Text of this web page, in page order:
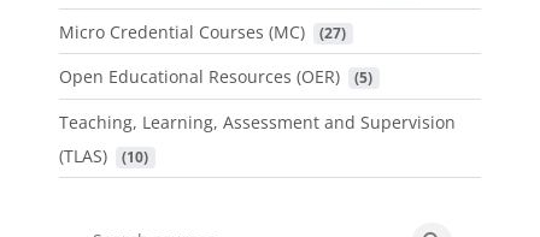
Micro Credential Courses (MC) (27)
Open Educational Resources (OER) (5)
Teaching, Learning, Assessment and Supervision
(TLAS)
(10)